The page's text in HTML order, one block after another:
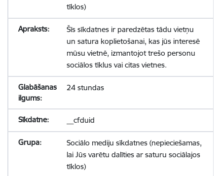
tīklos)
Šīs sīkdatnes ir paredzētas tādu vietņu
un satura koplietošanai, kas jūs interesē
mūsu vietnē, izmantojot trešo personu
sociālos tīklus vai citas vietnes.
24 stundas
__cfduid
Sociālo mediju sīkdatnes (nepieciešamas,
lai Jūs varētu dalīties ar saturu sociālajos
tīklos)